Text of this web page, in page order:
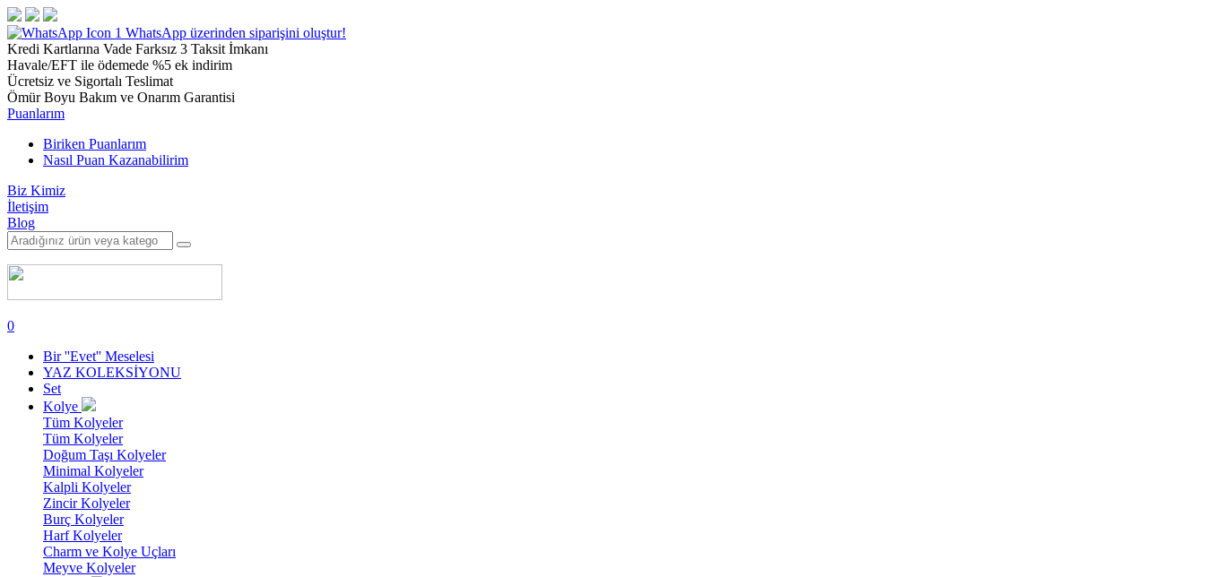
1 WhatsApp üzerinden siparişini oluştur!
Kredi Kartlarına Vade Farksız 3 Taksit İmkanı
Havale/EFT ile ödemede %5 ek indirim
Ücretsiz ve Sigortalı Teslimat
Ömür Boyu Bakım ve Onarım Garantisi
Puanlarım
Biriken Puanlarım
Nasıl Puan Kazanabilirim
Biz Kimiz
İletişim
Blog
0
Bir ''Evet'' Meselesi
YAZ KOLEKSİYONU
Set
Kolye
Tüm Kolyeler
Tüm Kolyeler
Doğum Taşı Kolyeler
Minimal Kolyeler
Kalpli Kolyeler
Zincir Kolyeler
Burç Kolyeler
Harf Kolyeler
Charm ve Kolye Uçları
Meyve Kolyeler